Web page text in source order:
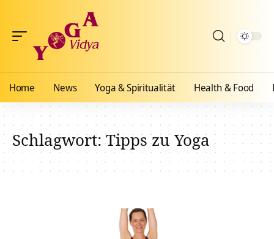
Home News Yoga & Spiritualität Health & Food
Schlagwort:Tipps zu Yoga